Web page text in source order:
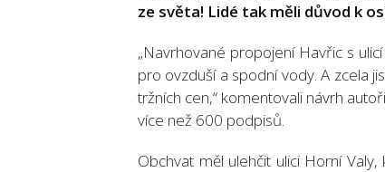
ze světa! Lidé tak měli důvod k
„Navrhované propojení Havřic s
pro ovzduší a spodní vody. A zcela
tržních cen,“ komentovali návrh
více než 600 podpisů.
Obchvat měl ulehčit ulici Horní